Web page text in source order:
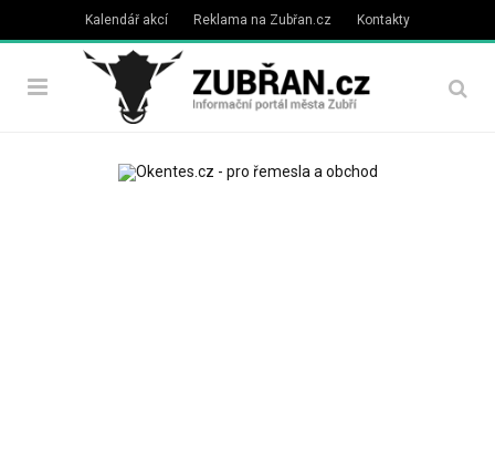
Kalendář akcí Reklama na Zubřan.cz Kontakty